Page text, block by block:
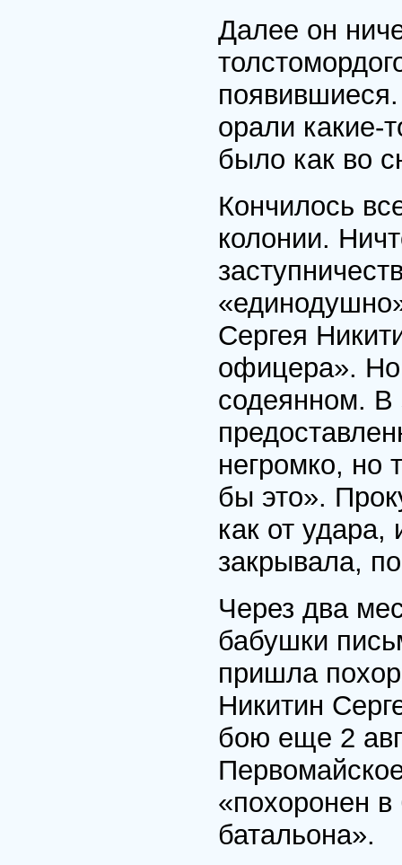
Далее он
орали какие-
было как во
Кончилось
колонии.
Сергея
офицера». Но
содеянном. В
негромко, но
бы это».
как от удара,
закрывала,
Через два
бабушки
пришла
Никитин
бою еще 2
«похоронен в
батальона».